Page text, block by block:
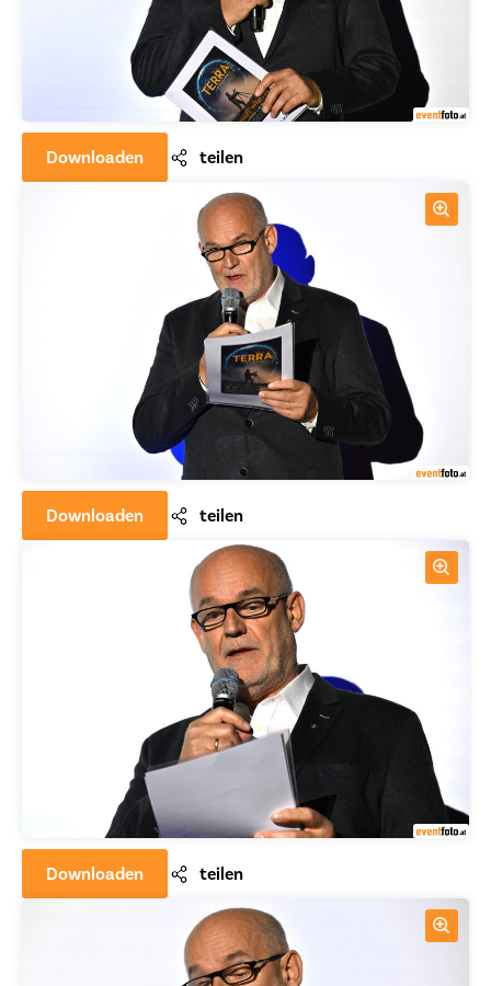
Downloaden teilen
Downloaden teilen
Downloaden teilen